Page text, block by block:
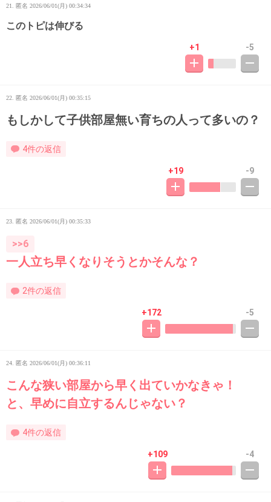
21. 匿名 2026/06/01(月) 00:34:34
このトピは伸びる
+1 -5
22. 匿名 2026/06/01(月) 00:35:15
もしかして子供部屋無い育ちの人って多いの？
4件の返信
+19 -9
23. 匿名 2026/06/01(月) 00:35:33
>>6
一人立ち早くなりそうとかそんな？
2件の返信
+172 -5
24. 匿名 2026/06/01(月) 00:36:11
こんな狭い部屋から早く出ていかなきゃ！
と、早めに自立するんじゃない？
4件の返信
+109 -4